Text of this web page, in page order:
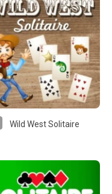
Wild West Solitaire